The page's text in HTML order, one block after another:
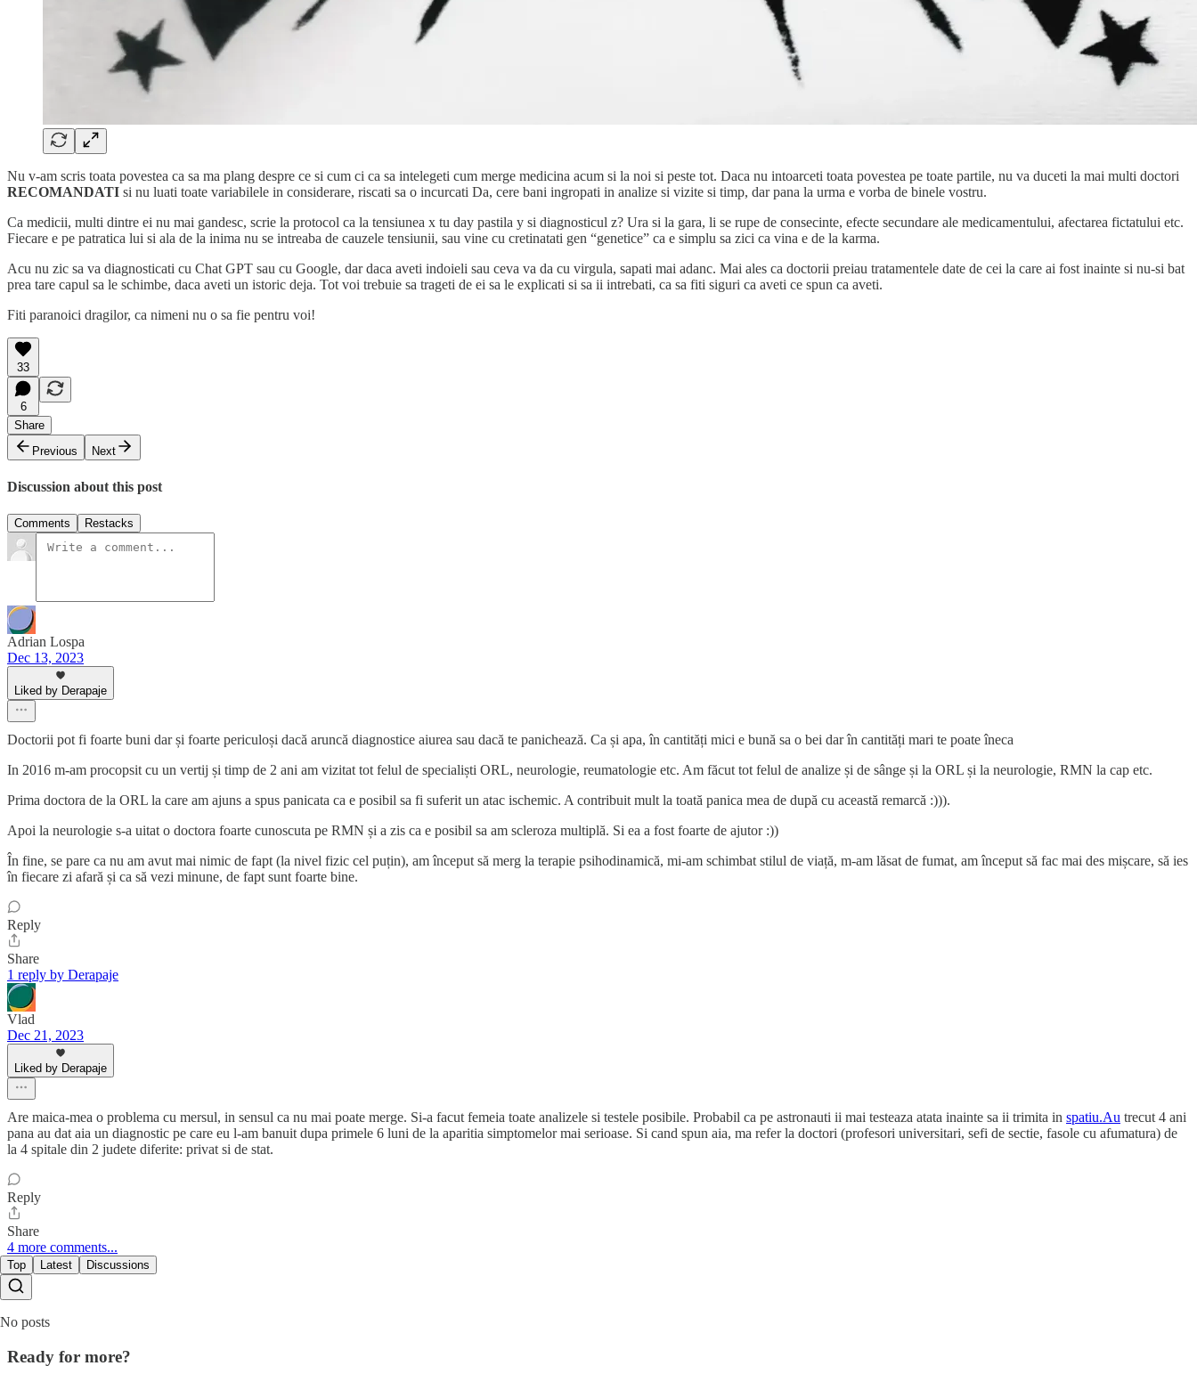
Nu v-am scris toata povestea ca sa ma plang despre ce si cum ci ca sa intelegeti cum merge medicina acum si la noi si peste tot. Daca nu intoarceti toata povestea pe toate partile, nu va duceti la mai multi doctori
RECOMANDATI si nu luati toate variabilele in considerare, riscati sa o incurcati Da, cere bani ingropati in analize si vizite si timp, dar pana la urma e vorba de binele vostru.
Ca medicii, multi dintre ei nu mai gandesc, scrie la protocol ca la tensiunea x tu day pastila y si diagnosticul z? Ura si la gara, li se rupe de consecinte, efecte secundare ale medicamentului, afectarea fictatului etc.
Fiecare e pe patratica lui si ala de la inima nu se intreaba de cauzele tensiunii, sau vine cu cretinatati gen “genetice” ca e simplu sa zici ca vina e de la karma.
Acu nu zic sa va diagnosticati cu Chat GPT sau cu Google, dar daca aveti indoieli sau ceva va da cu virgula, sapati mai adanc. Mai ales ca doctorii preiau tratamentele date de cei la care ai fost inainte si nu-si bat
prea tare capul sa le schimbe, daca aveti un istoric deja. Tot voi trebuie sa trageti de ei sa le explicati si sa ii intrebati, ca sa fiti siguri ca aveti ce spun ca aveti.
Fiti paranoici dragilor, ca nimeni nu o sa fie pentru voi!
33
6
Share
Previous
Next
Discussion about this post
Comments Restacks
Adrian Lospa
Dec 13, 2023
Liked by Derapaje
Doctorii pot fi foarte buni dar și foarte periculoși dacă aruncă diagnostice aiurea sau dacă te panichează. Ca și apa, în cantități mici e bună sa o bei dar în cantități mari te poate îneca
In 2016 m-am procopsit cu un vertij și timp de 2 ani am vizitat tot felul de specialiști ORL, neurologie, reumatologie etc. Am făcut tot felul de analize și de sânge și la ORL și la neurologie, RMN la cap etc.
Prima doctora de la ORL la care am ajuns a spus panicata ca e posibil sa fi suferit un atac ischemic. A contribuit mult la toată panica mea de după cu această remarcă :))).
Apoi la neurologie s-a uitat o doctora foarte cunoscuta pe RMN și a zis ca e posibil sa am scleroza multiplă. Si ea a fost foarte de ajutor :))
În fine, se pare ca nu am avut mai nimic de fapt (la nivel fizic cel puțin), am început să merg la terapie psihodinamică, mi-am schimbat stilul de viață, m-am lăsat de fumat, am început să fac mai des mișcare, să ies
în fiecare zi afară și ca să vezi minune, de fapt sunt foarte bine.
Reply
Share
1 reply by Derapaje
Vlad
Dec 21, 2023
Liked by Derapaje
Are maica-mea o problema cu mersul, in sensul ca nu mai poate merge. Si-a facut femeia toate analizele si testele posibile. Probabil ca pe astronauti ii mai testeaza atata inainte sa ii trimita in spatiu.Au trecut 4 ani
pana au dat aia un diagnostic pe care eu l-am banuit dupa primele 6 luni de la aparitia simptomelor mai serioase. Si cand spun aia, ma refer la doctori (profesori universitari, sefi de sectie, fasole cu afumatura) de
la 4 spitale din 2 judete diferite: privat si de stat.
Reply
Share
4 more comments...
Top Latest Discussions
No posts
Ready for more?